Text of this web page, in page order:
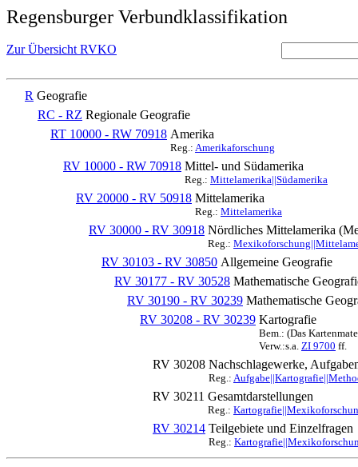
Regensburger Verbundklassifikation
Zur Übersicht RVKO
R Geografie
RC - RZ Regionale Geografie
RT 10000 - RW 70918 Amerika
Reg.: Amerikaforschung
RV 10000 - RW 70918 Mittel- und Südamerika
Reg.: Mittelamerika||Südamerika
RV 20000 - RV 50918 Mittelamerika
Reg.: Mittelamerika
RV 30000 - RV 30918 Nördliches Mittelamerika
Reg.:
RV 30103 - RV 30850 Allgemeine Geografie
RV 30177 - RV 30528 Mathematische
RV 30190 - RV 30239 Mathematische
RV 30208 - RV 30239 Kartografie
Bem.: (Das
Verw.:s.a. ZI 9700 ff.
RV 30208 Nachschlagewerke,
Reg.:
RV 30211 Gesamtdarstellungen
Reg.:
RV 30214 Teilgebiete und Einzelfragen
Reg.: